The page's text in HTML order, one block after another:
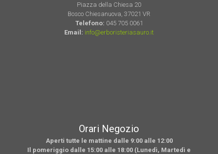
Piazza della Chiesa 20
Bosco Chiesanuova, 37021 VR
Telefono: 045 705 0061
Email: info@erboristeriasauro.it
Orari Negozio
Aperti tutte le mattine dalle 9:00 alle 12:00
Il pomeriggio dalle 15:00 alle 18:00 (Lunedì, Martedì e